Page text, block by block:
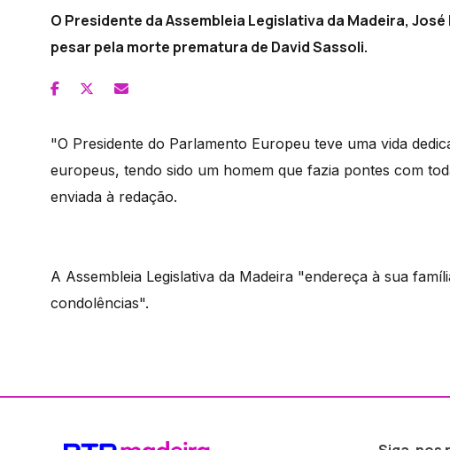
O Presidente da Assembleia Legislativa da Madeira,
pesar pela morte prematura de David Sassoli.
"O Presidente do Parlamento Europeu teve uma vida
europeus, tendo sido um homem que fazia pontes com
enviada à redação.
A Assembleia Legislativa da Madeira "endereça à sua
condolências".